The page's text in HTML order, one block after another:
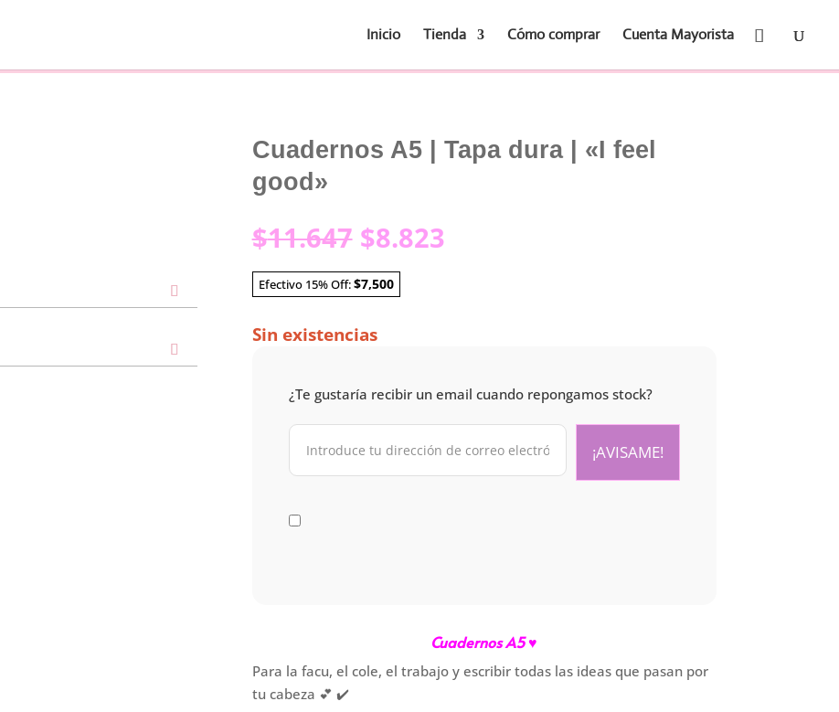
Inicio Tienda Cómo comprar Cuenta Mayorista
Cuadernos A5 | Tapa dura | «I feel
good»
$11.647 El
precio
original
era:
$11.647.
$8.823El
Efectivo 15% Off:$7,500
Sin existencias
¿Te gustaría recibir un email cuando repongamos stock?
Cuadernos A5 ♥
Para la facu, el cole, el trabajo y escribir todas las ideas que pasan por
tu cabeza 💕 ✔️